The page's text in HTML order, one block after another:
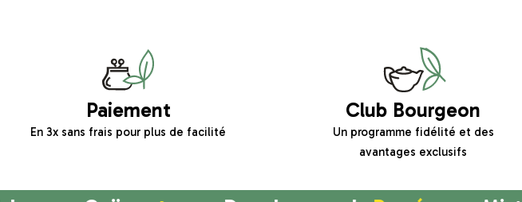
Paiement
En 3x sans frais pour plus de facilité
Club Bourgeon
Un programme fidélité et des
avantages exclusifs